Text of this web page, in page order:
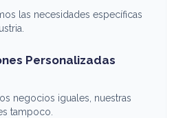
las necesidades específicas
Personalizadas
negocios iguales, nuestras
tampoco.